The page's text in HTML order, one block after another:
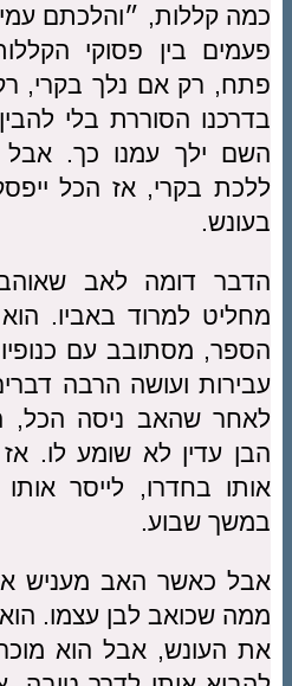
כמה קללות, ״והלכתם
פעמים בין פסוקי
פתח, רק אם נלך בקרי,
בדרכנו הסוררת בלי
השם ילך עמנו כך.
ללכת בקרי, אז הכל
בעונש.
הדבר דומה לאב
מחליט למרוד באביו.
הספר, מסתובב עם
עבירות ועושה הרבה
לאחר שהאב ניסה הכל,
הבן עדין לא שומע לו.
אותו בחדרו, לייסר
במשך שבוע.
אבל כאשר האב מעניש
ממה שכואב לבן עצמו.
את העונש, אבל הוא